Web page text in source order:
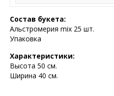
Состав букета:
Альстромерия mix 25 шт.
Упаковка
Характеристики:
Высота 50 см.
Ширина 40 см.